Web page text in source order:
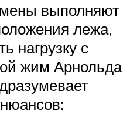
выполняют
лежа,
нагрузку с
жим Арнольда